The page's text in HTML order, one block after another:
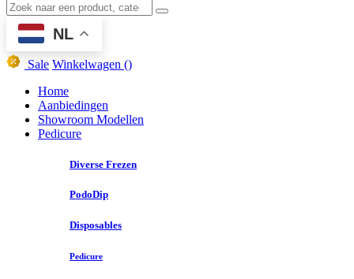
NL
Sale Winkelwagen ()
Home
Aanbiedingen
Showroom Modellen
Pedicure
Diverse Frezen
PodoDip
Disposables
Pedicure